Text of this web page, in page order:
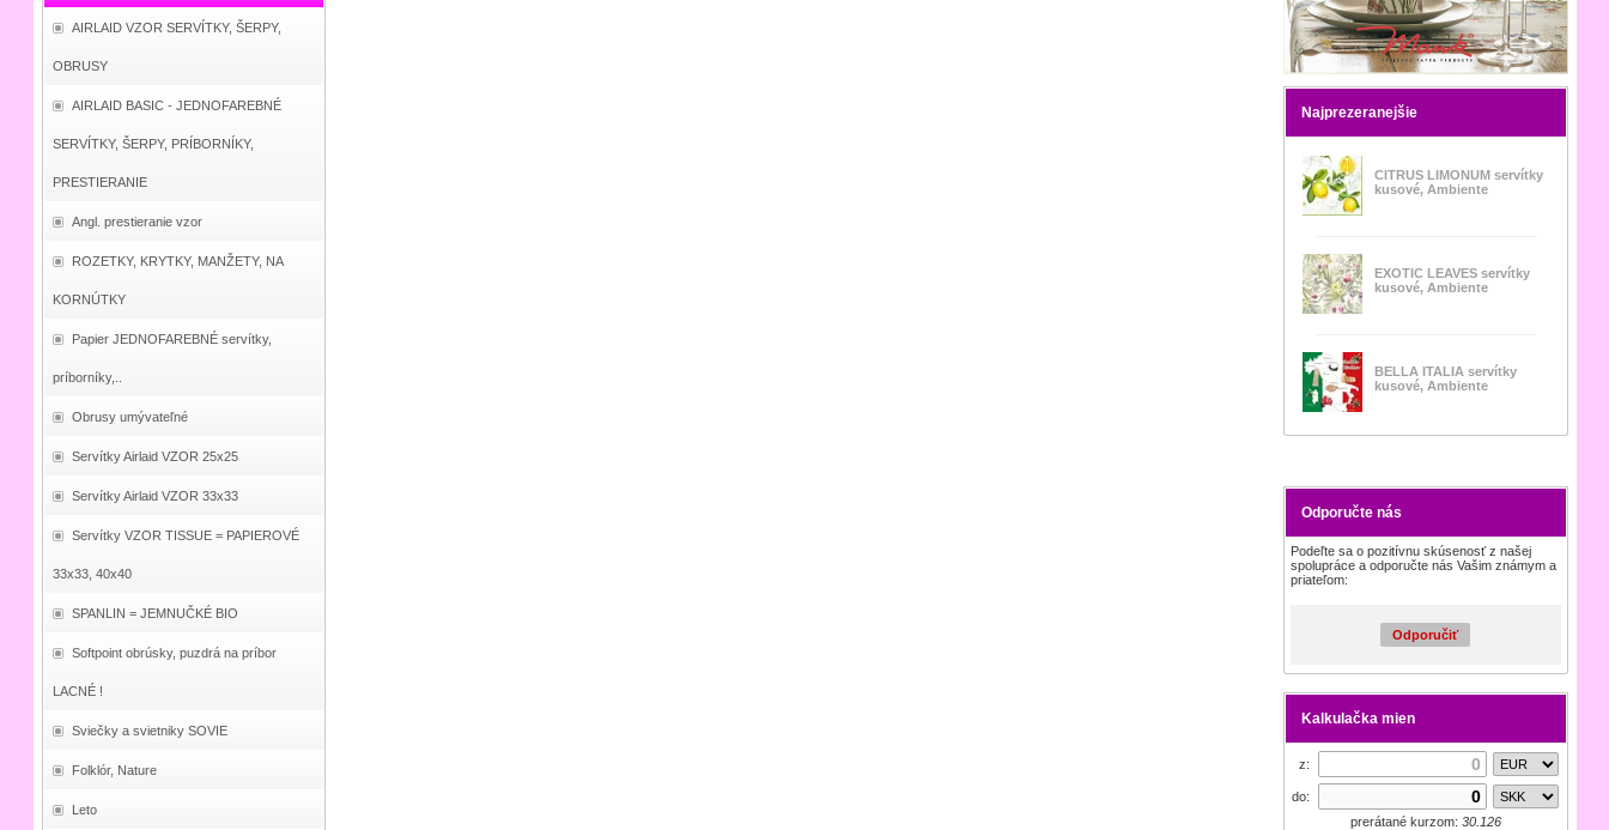
AIRLAID VZOR SERVÍTKY, ŠERPY,
OBRUSY
AIRLAID BASIC - JEDNOFAREBNÉ
SERVÍTKY, ŠERPY, PRÍBORNÍKY,
PRESTIERANIE
Angl. prestieranie vzor
ROZETKY, KRYTKY, MANŽETY, NA
KORNÚTKY
Papier JEDNOFAREBNÉ servítky,
príborníky,..
Obrusy umývateľné
Servítky Airlaid VZOR 25x25
Servítky Airlaid VZOR 33x33
Servítky VZOR TISSUE = PAPIEROVÉ
33x33, 40x40
SPANLIN = JEMNUČKÉ BIO
Softpoint obrúsky, puzdrá na príbor
LACNÉ !
Sviečky a svietniky SOVIE
Folklór, Nature
Leto
Najprezeranejšie
CITRUS LIMONUM servítky
kusové, Ambiente
EXOTIC LEAVES servítky
kusové, Ambiente
BELLA ITALIA servítky
kusové, Ambiente
Odporučte nás
Podeľte sa o pozitívnu skúsenosť z našej
spolupráce a odporučte nás Vašim známym a
priateľom:
Odporučiť
Kalkulačka mien
z:
do:
prerátané kurzom: 30.126